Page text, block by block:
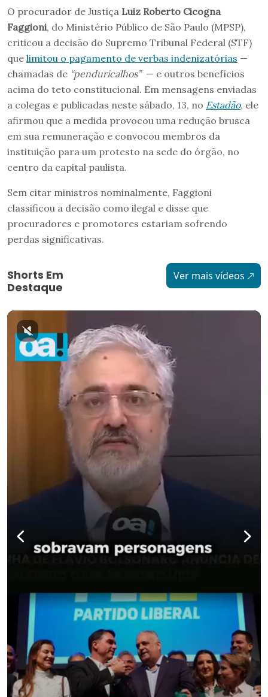
O procurador de Justiça Luiz Roberto Cicogna
Faggioni, do Ministério Público de São Paulo (MPSP),
criticou a decisão do Supremo Tribunal Federal (STF)
que limitou o pagamento de verbas indenizatórias —
chamadas de “penduricalhos”— e outros benefícios
acima do teto constitucional. Em mensagens enviadas
a colegas e publicadas neste sábado, 13, no Estadão, ele
afirmou que a medida provocou uma redução brusca
em sua remuneração e convocou membros da
instituição para um protesto na sede do órgão, no
centro da capital paulista.
Sem citar ministros nominalmente, Faggioni
classificou a decisão como ilegal e disse que
procuradores e promotores estariam sofrendo
perdas significativas.
Shorts Em
Destaque
Ver mais vídeos
para não perder nenhuma